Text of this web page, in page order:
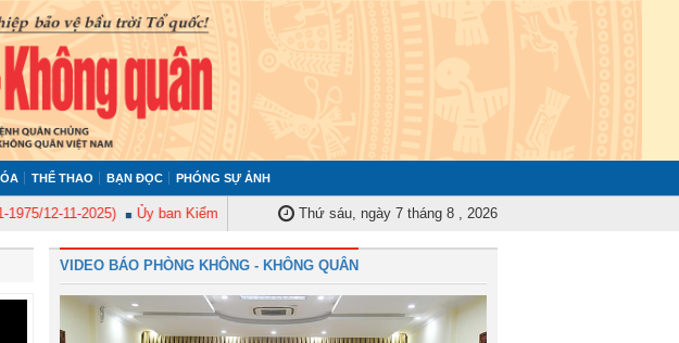
THỂ THAO BẠN ĐỌC PHÓNG SỰ ẢNH
2025) Ủy ban Kiểm tra Quân ủy Trung ương tập huấn nghiệp vụ công tác kiểm tra, giám sát năm 2025
Thứ sáu, ngày 7 tháng 8 , 2026
VIDEO BÁO PHÒNG KHÔNG - KHÔNG QUÂN